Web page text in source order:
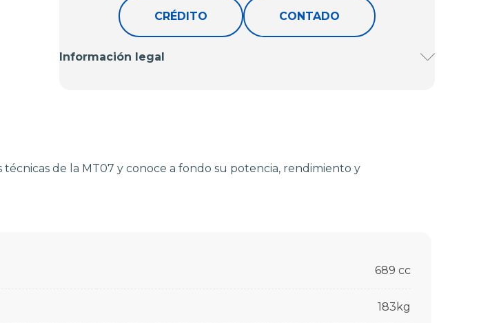
CRÉDITO CONTADO
Información legal
técnicas de la MT07 y conoce a fondo su potencia, rendimiento y
689 cc
183kg